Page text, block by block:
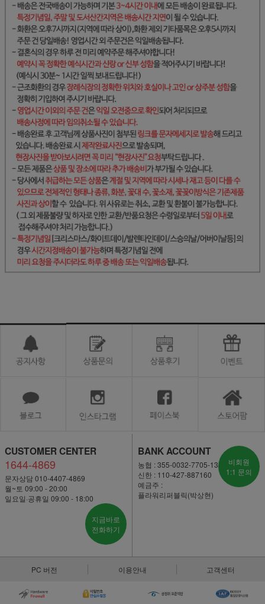
CUSTOMER CENTER
1644-4869
문자상담 010-4407-4869
월~토 09:00 - 20:00
일요일·공휴일 09:00 - 18:00
지금바로
전화하기
BANK ACCOUNT
농협 : 355-0032-7705-13
신한 : 110-427-887160
예금주 :
플라워리퍼블릭(박상현)
비회원
1:1 문의
PC 버전 이용안내 고객센터